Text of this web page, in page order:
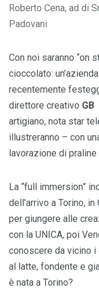
Roberto Cena, ad di
Padovani
Con noi saranno “on
cioccolato:
recentemente
direttore creativo
artigiano, nota star
illustreranno – con
lavorazione di
La “full immersion”
dell’arrivo a Torino,
per giungere alle
con la UNICA, poi
conoscere da vicino
al latte, fondente e
è nata a Torino?